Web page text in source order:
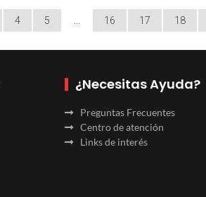
4 5 16 17 18
¿Necesitas Ayuda?
Preguntas Frecuentes
Centro de atención
Links de interés